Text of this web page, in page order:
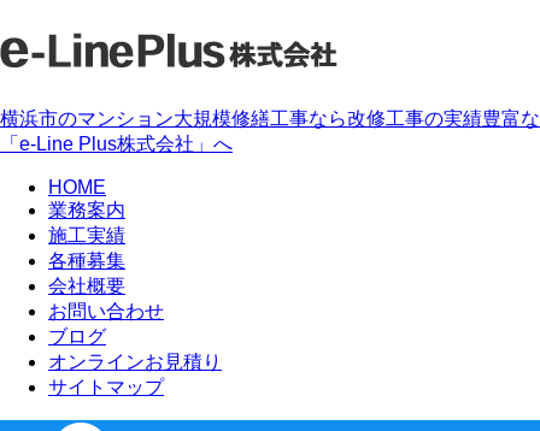
横浜市のマンション大規模修繕工事なら改修工事の実績豊富な
「e-Line Plus株式会社」へ
HOME
業務案内
施工実績
各種募集
会社概要
お問い合わせ
ブログ
オンラインお見積り
サイトマップ